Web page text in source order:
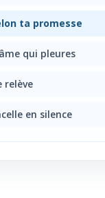
ta promesse
qui pleures
relève
en silence